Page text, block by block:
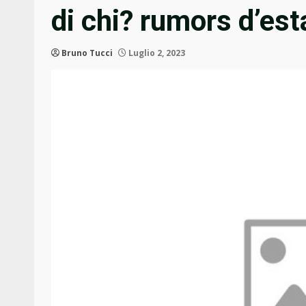
di chi? rumors
Bruno Tucci Luglio 2, 2023